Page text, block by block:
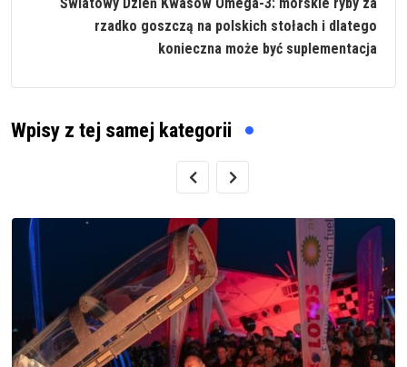
Światowy Dzień Kwasów Omega-3: morskie ryby za
rzadko goszczą na polskich stołach i dlatego
konieczna może być suplementacja
Wpisy z tej samej kategorii